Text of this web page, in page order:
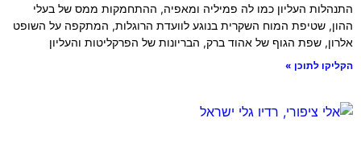
התנהלות העליון כמו לה פמיליה ומאפיה, ההתחמקות ממס של בעלי
ההון, שטיפת המוח השקרית בנוגע לוועדת הרוגלות, המתקפה על השופט
אלרון, שפת הגוף של אהוד ברק, הבריונות של הפרקליטות והעליון
הקליקו לתוכן »